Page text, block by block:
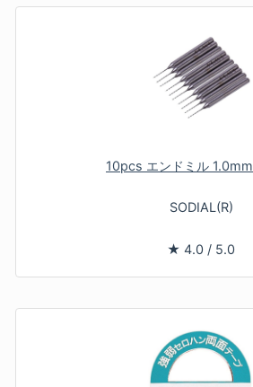
10pcs エンドミル 1.0mm
SODIAL(R)
★ 4.0 / 5.0